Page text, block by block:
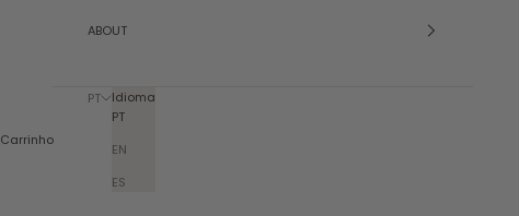
ABOUT
PT
Idioma
PT
EN
ES
Carrinho